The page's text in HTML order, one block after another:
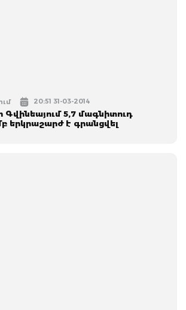
20:51 31-03-2014
5,7 մագնիտուդ
երկրաշարժ է գրանցվել